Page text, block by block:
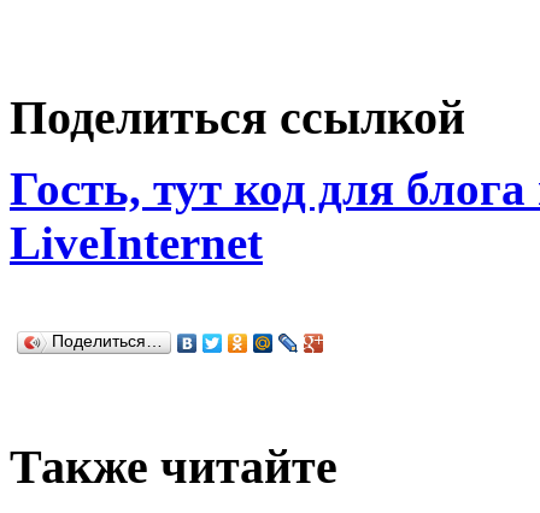
Поделиться ссылкой
Гость, тут код для
LiveInternet
Поделиться…
Также читайте